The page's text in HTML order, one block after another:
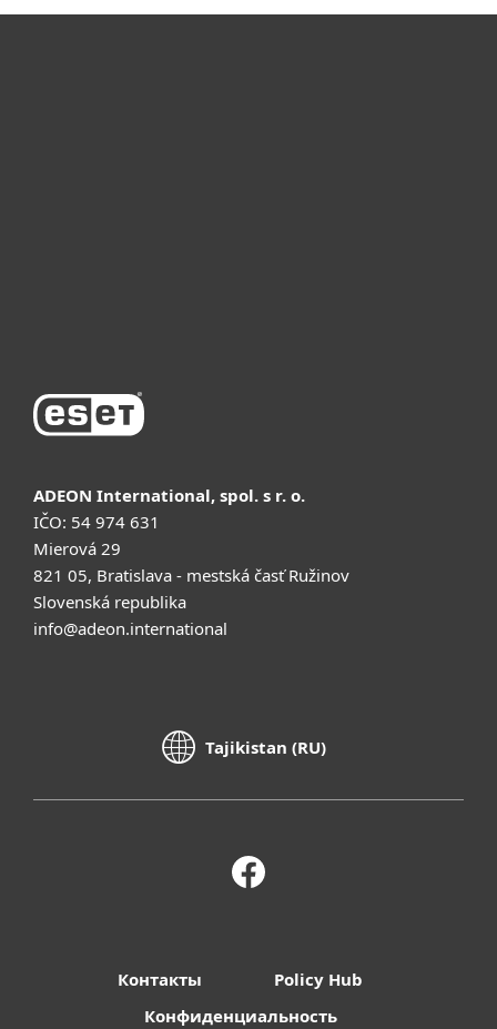
ADEON International, spol. s r. o.
IČO: 54 974 631
Mierová 29
821 05, Bratislava - mestská časť Ružinov
Slovenská republika
info@adeon.international
Tajikistan (RU)
Контакты
Policy Hub
Конфиденциальность